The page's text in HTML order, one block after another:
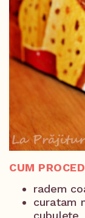
CUM
radem
curatam